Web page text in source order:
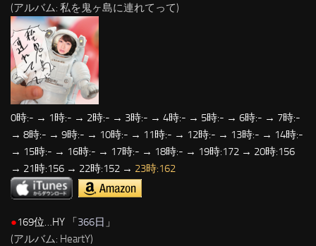
(アルバム: 私を鬼ヶ島に連れてって)
0時:- → 1時:- → 2時:- → 3時:- → 4時:- → 5時:- → 6時:- → 7時:-
→ 8時:- → 9時:- → 10時:- → 11時:- → 12時:- → 13時:- → 14時:-
→ 15時:- → 16時:- → 17時:- → 18時:- → 19時:172 → 20時:156
→ 21時:156 → 22時:152 → 23時:162
●169位…HY 「366日 」
(アルバム: HeartY)